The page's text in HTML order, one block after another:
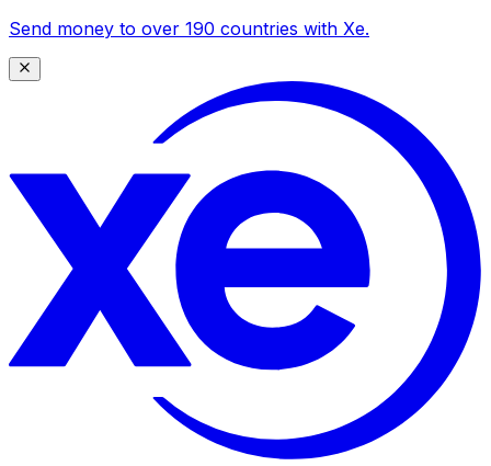
Send money to over 190 countries with Xe.